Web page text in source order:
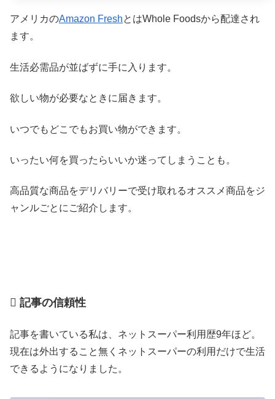
アメリカのAmazon FreshとはWhole Foodsから配達され
ます。
生活必需品が並ばずに手に入ります。
欲しい物が必要なときに届きます。
いつでもどこでもお買い物ができます。
いったい何を買ったらいいか迷ってしまうことも。
高品質な商品をデリバリーで受け取れるオススメ商品をジ
ャンルごとにご紹介します。
記事の信頼性
記事を書いている私は、ネットスーパー利用歴9年ほど。
現在は外出すること無くネットスーパーの利用だけで生活
できるようになりました。